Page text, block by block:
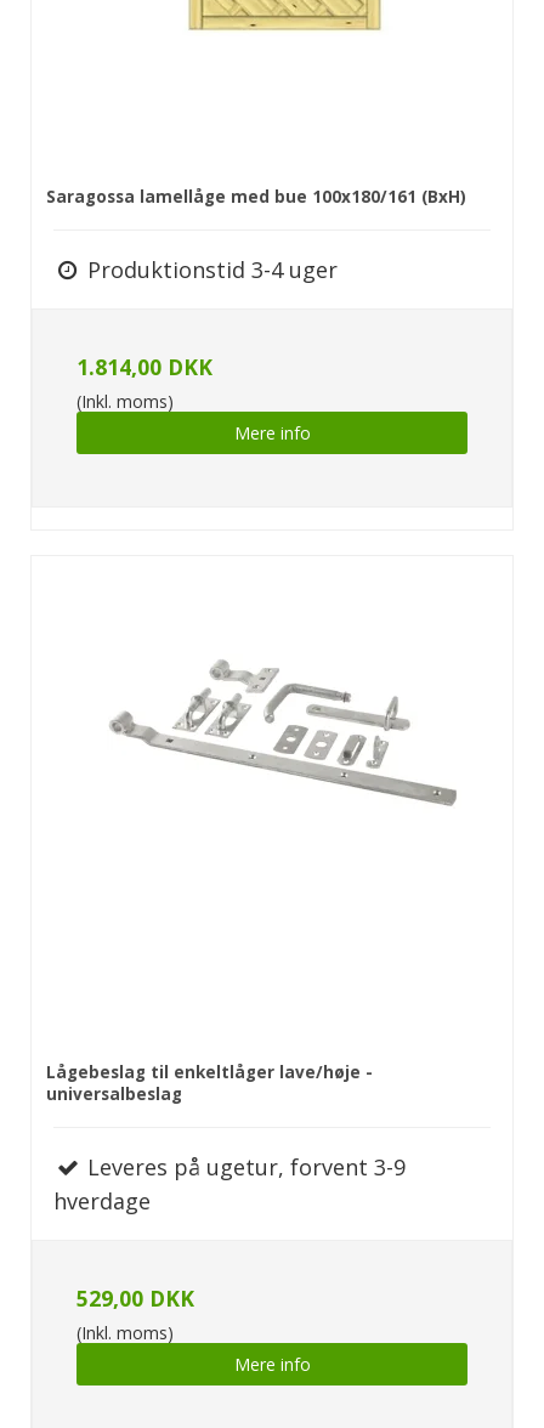
Saragossa lamellåge med bue 100x180/161 (BxH)
Produktionstid 3-4 uger
1.814,00 DKK
(Inkl. moms)
Mere info
Lågebeslag til enkeltlåger lave/høje -
universalbeslag
Leveres på ugetur, forvent 3-9
hverdage
529,00 DKK
(Inkl. moms)
Mere info